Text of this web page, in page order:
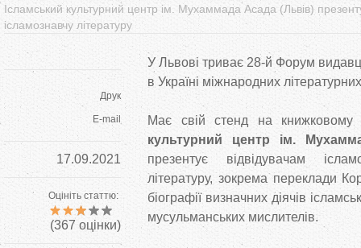
Ісламський культурний центр ім. Мухаммада Асада (Львів)
ісламознавчу літературу
Друк
E-mail
17.09.2021
Оцініть статтю:
(367 оцінки)
У Львові триває 28-й Форум
в Україні міжнародних
Має свій стенд на
культурний центр ім.
презентує відвідувачам
літературу, зокрема переклади
біографії визначних діячів
мусульманських мислителів.